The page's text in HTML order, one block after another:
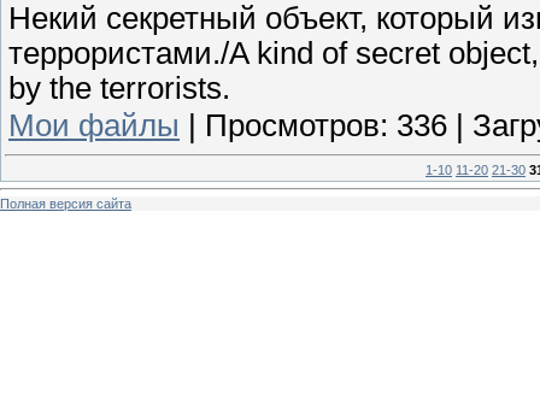
Некий секретный объект, который
террористами./A kind of secret
by the terrorists.
Мои файлы
Просмотров: 336
1-10 11-20 21-30
Полная версия сайта